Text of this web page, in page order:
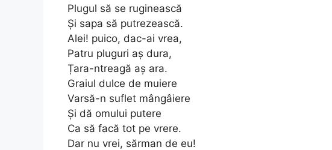
Plugul să se ruginească
Și sapa să putrezească.
Alei! puico, dac-ai vrea,
Patru pluguri aș dura,
Țara-ntreagă aș ara.
Graiul dulce de muiere
Varsă-n suflet mângâiere
Și dă omului putere
Ca să facă tot pe vrere.
Dar nu vrei, sărman de eu!